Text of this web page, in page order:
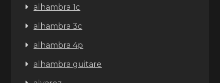
alhambra 1c
alhambra 3c
alhambra 4p
alhambra guitare